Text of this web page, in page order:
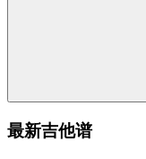
最新吉他谱